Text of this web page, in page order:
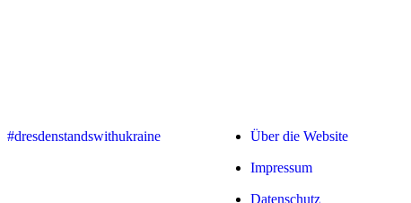
#dresdenstandswithukraine Über die Website
Impressum
Datenschutz